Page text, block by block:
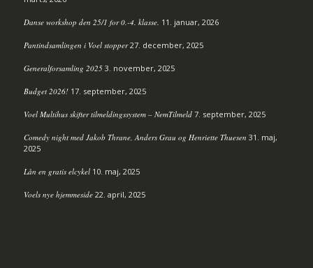
Danse workshop den 25/1 for 0.-4. klasse. 11. januar, 2026
Pantindsamlingen i Voel stopper 27. december, 2025
Generalforsamling 2025 3. november, 2025
Budget 2026! 17. september, 2025
Voel Multihus skifter tilmeldingssystem – NemTilmeld 7. september, 2025
Comedy night med Jakob Thrane, Anders Grau og Henriette Thuesen 31. maj,
2025
Lån en gratis elcykel 10. maj, 2025
Voels nye hjemmeside 22. april, 2025